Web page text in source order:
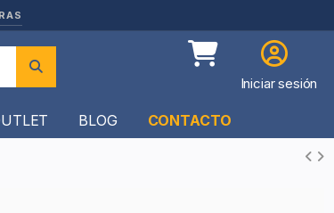
Iniciar sesión
BLOG CONTACTO